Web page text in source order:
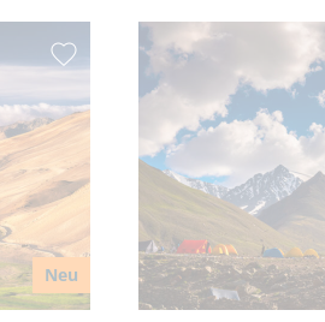
Neu